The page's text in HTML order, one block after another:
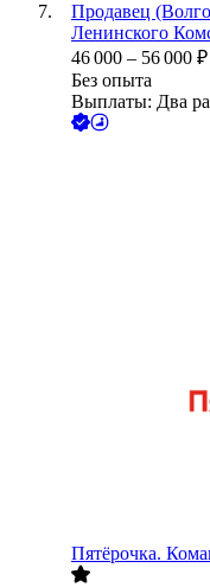
Продавец
Ленинского
46 000 – 56 000 ₽
Без опыта
Выплаты: Два
Пятёрочка.